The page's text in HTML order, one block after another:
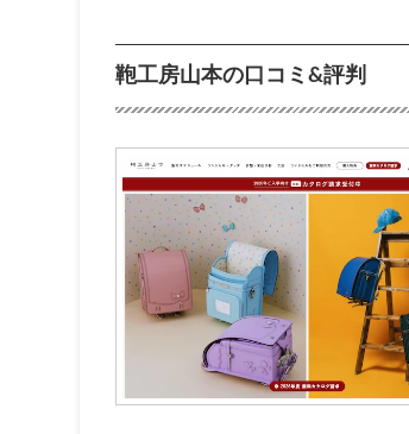
鞄工房山本の口コミ&評判